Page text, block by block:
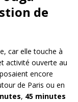
de
car elle touche à
activité ouverte au
encore
de Paris ou en
, 45 minutes